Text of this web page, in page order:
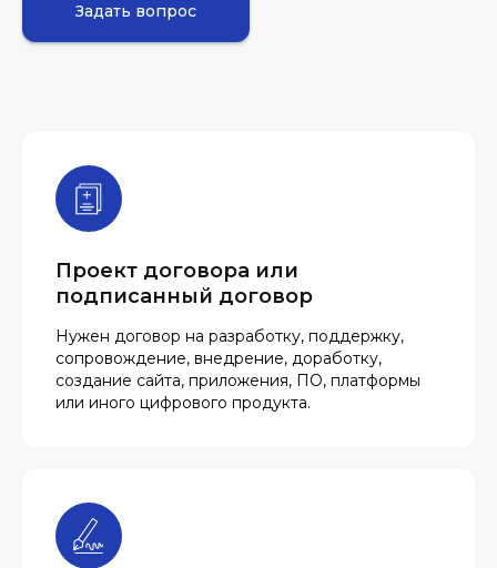
Задать вопрос
Проект договора или
подписанный договор
Нужен договор на разработку, поддержку,
сопровождение, внедрение, доработку,
создание сайта, приложения, ПО, платформы
или иного цифрового продукта.